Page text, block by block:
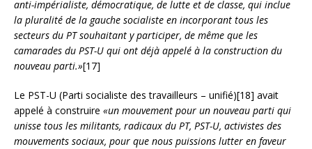
anti-impérialiste, démocratique, de lutte et de classe, qui inclue
la pluralité de la gauche socialiste en incorporant tous les
secteurs du PT souhaitant y participer, de même que les
camarades du PST-U qui ont déjà appelé à la construction du
nouveau parti.»[17]
Le PST-U (Parti socialiste des travailleurs – unifié)[18] avait
appelé à construire «un mouvement pour un nouveau parti qui
unisse tous les militants, radicaux du PT, PST-U, activistes des
mouvements sociaux, pour que nous puissions lutter en faveur